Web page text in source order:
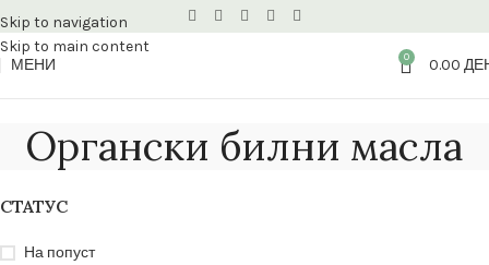
Skip to navigation
Skip to main content
МЕНИ
0 0.00
Органски билни масла
СТАТУС
На попуст